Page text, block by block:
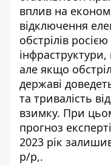
вплив на
відключення
обстрілів
але якщо
державі
та тривалість
взимку. При
прогноз
2023 рік
р/р,.